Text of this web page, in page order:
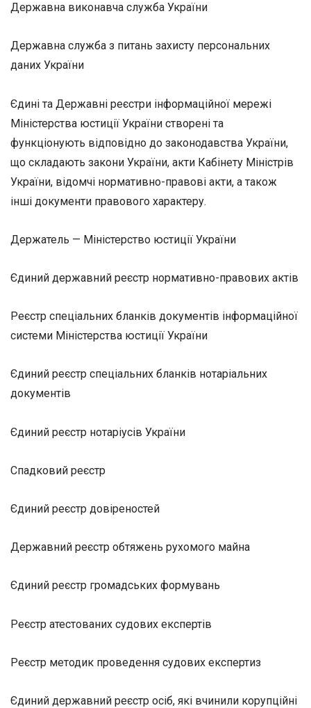
Державна виконавча служба України
Державна служба з питань захисту персональних
даних України
Єдині та Державні реєстри інформаційної мережі
Міністерства юстиції України створені та
функціонують відповідно до законодавства України,
що складають закони України, акти Кабінету Міністрів
України, відомчі нормативно-правові акти, а також
інші документи правового характеру.
Держатель — Міністерство юстиції України
Єдиний державний реєстр нормативно-правових актів
Реєстр спеціальних бланків документів інформаційної
системи Міністерства юстиції України
Єдиний реєстр спеціальних бланків нотаріальних
документів
Єдиний реєстр нотаріусів України
Спадковий реєстр
Єдиний реєстр довіреностей
Державний реєстр обтяжень рухомого майна
Єдиний реєстр громадських формувань
Реєстр атестованих судових експертів
Реєстр методик проведення судових експертиз
Єдиний державний реєстр осіб, які вчинили корупційні